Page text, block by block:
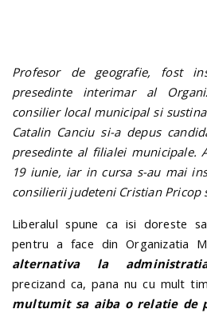
Profesor de geografie, fost
presedinte interimar al
consilier local municipal si
Catalin Canciu si-a depus
presedinte al filialei municipale.
19 iunie, iar in cursa s-au mai
consilierii judeteni Cristian Pricop
Liberalul spune ca isi doreste
pentru a face din Organizatia
alternativa la
precizand ca, pana nu cu mult
multumit sa aiba o relatie de